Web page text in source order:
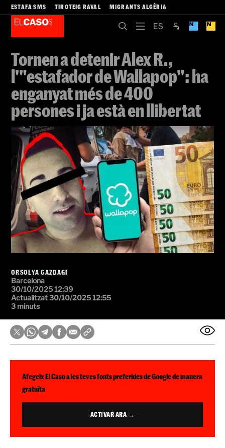
ESTAFA SMS TIROTEIG RAVAL MIGRANTS ALGÈRIA
Tornen a detenir Alex R.,
l'"estafador de Wallapop": ha
enganyat més de 400
persones i ja està en llibertat
ORSOLYA GAZDAGI
Barcelona
30/10/2025 12:39
Actualitzat 30/10/2025 12:55
3 minuts
Afegeix El Caso a les teves fonts preferides de Google de manera
gratuïta
ACTIVAR ARA →